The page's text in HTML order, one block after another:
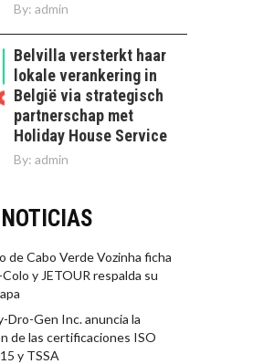
By: admin
Belvilla versterkt haar
lokale verankering in
België via strategisch
partnerschap met
Holiday House Service
By: admin
de Cabo Verde Vozinha ficha
y JETOUR respalda su
Dro-Gen Inc. anuncia la
de las certificaciones ISO
y TSSA